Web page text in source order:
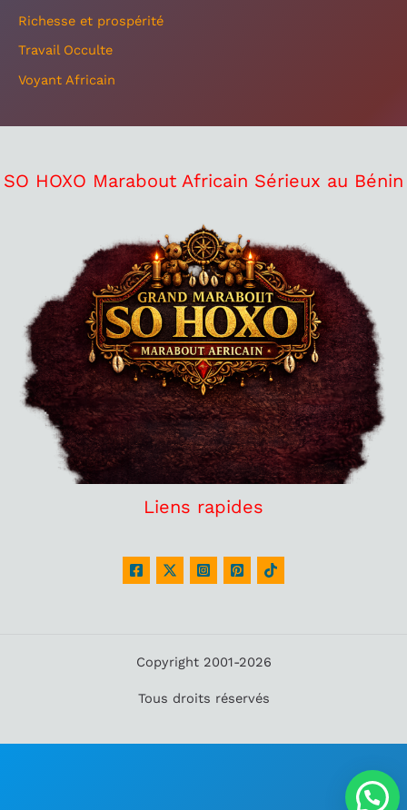
Richesse et prospérité
Travail Occulte
Voyant Africain
SO HOXO Marabout Africain Sérieux au Bénin
Liens rapides
Copyright 2001-2026
Tous droits réservés